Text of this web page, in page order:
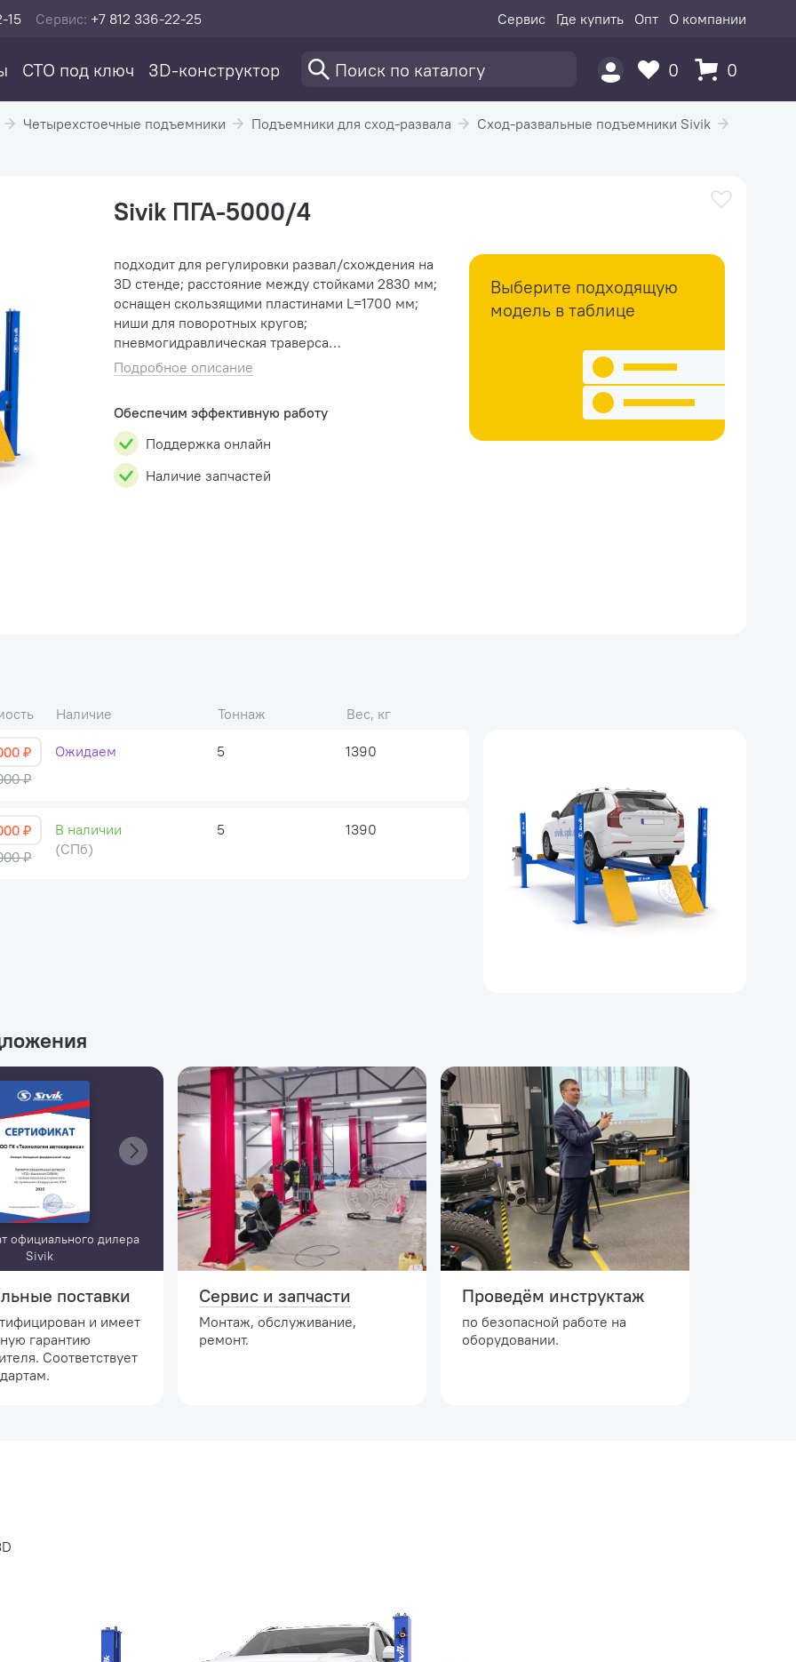
15 Сервис: +7 812 336-22-25 Сервис Где купить Опт О компании
СТО под ключ 3D-конструктор 0 0
Четырехстоечные подъемники Подъемники для сход-развала Сход-развальные подъемники Sivik
Sivik ПГА-5000/4
подходит для регулировки развал/схождения на
3D стенде; расстояние между стойками 2830 мм;
оснащен скользящими пластинами L=1700 мм;
ниши для поворотных кругов;
пневмогидравлическая траверса
грузоподъемностью 3,6 тонны; встроенная
Подробное описание
Обеспечим эффективную работу
Поддержка онлайн
Наличие запчастей
Выберите подходящую
модель в таблице
Наличие Тоннаж Вес, кг
₽
₽
Ожидаем 5 1390
₽
₽
В наличии
(СПб)
5 1390
официального дилера
Sivik
поставки
и имеет
гарантию
Соответствует
Сервис и запчасти
Монтаж, обслуживание,
ремонт.
Проведём инструктаж
по безопасной работе на
оборудовании.